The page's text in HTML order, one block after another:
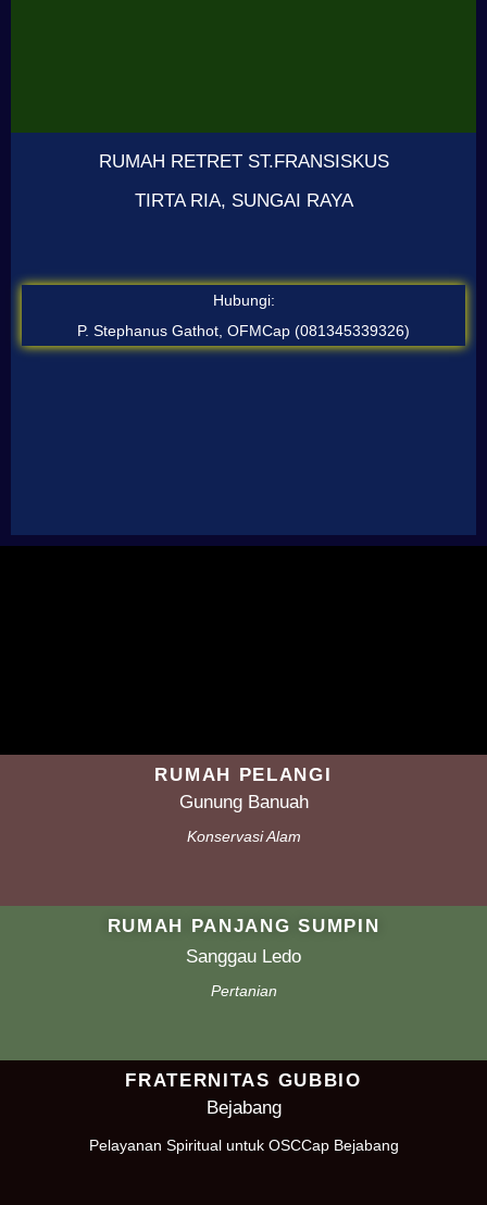
RUMAH RETRET ST.FRANSISKUS
TIRTA RIA, SUNGAI RAYA
Hubungi:
P. Stephanus Gathot, OFMCap (081345339326)
RUMAH PELANGI
Gunung Banuah
Konservasi Alam
RUMAH PANJANG SUMPIN
Sanggau Ledo
Pertanian
FRATERNITAS GUBBIO
Bejabang
Pelayanan Spiritual untuk OSCCap Bejabang